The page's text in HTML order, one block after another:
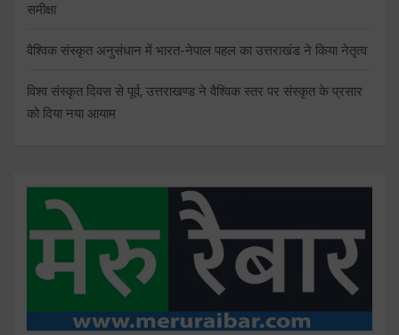
समीक्षा
वैश्विक संस्कृत अनुसंधान में भारत-नेपाल पहल का उत्तराखंड ने किया नेतृत्व
विश्व संस्कृत दिवस से पूर्व, उत्तराखण्ड ने वैश्विक स्तर पर संस्कृत के प्रसार
को दिया नया आयाम